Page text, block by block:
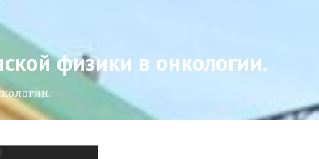
физики в онкологии.